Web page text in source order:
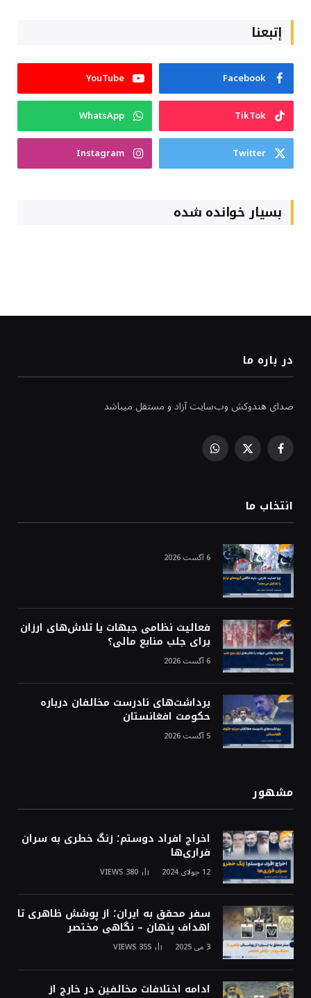
إتبعنا
Facebook
YouTube
TikTok
WhatsApp
Twitter
Instagram
بسیار خوانده شده
در باره ما
صدای هندوکش وب‌سایت آزاد و مستقل میباشد
Facebook
X
WhatsApp
انتخاب ما
6 آگست 2026
فعالیت نظامی جبهات یا تلاش‌های ارزان
برای جلب منابع مالی؟
6 آگست 2026
برداشت‌های نادرست مخالفان درباره
حکومت افغانستان
5 آگست 2026
مشهور
اخراج افراد دوستم؛ زنگ خطری به سران
فراری‌ها
12 جولای 2024 380
VIEWS
سفر محقق به ایران؛ از پوشش ظاهری تا
اهداف پنهان – نگاهی مختصر
3 می 2025 355
VIEWS
ادامه اختلافات مخالفین در خارج از